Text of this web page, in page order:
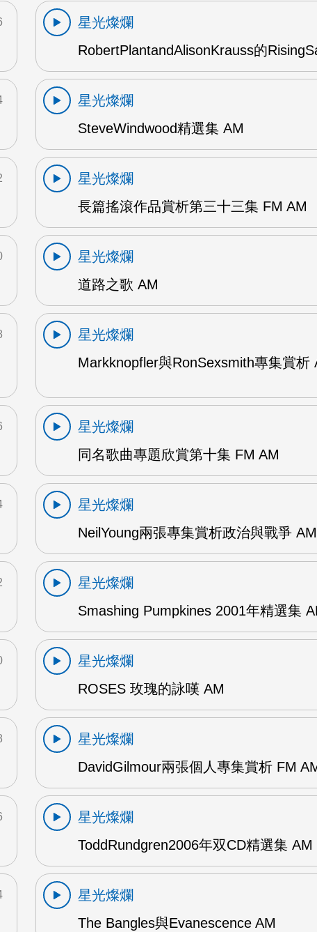
星光燦爛
RobertPlantandAlisonKrauss的
星光燦爛
SteveWindwood精選集 AM
星光燦爛
長篇搖滾作品賞析第三十三集 FM AM
星光燦爛
道路之歌 AM
星光燦爛
Markknopfler與RonSexsmith專集賞析
星光燦爛
同名歌曲專題欣賞第十集 FM AM
星光燦爛
NeilYoung兩張專集賞析政治與戰爭 AM
星光燦爛
Smashing Pumpkines 2001年精選集
星光燦爛
ROSES 玫瑰的詠嘆 AM
星光燦爛
DavidGilmour兩張個人專集賞析 FM
星光燦爛
ToddRundgren2006年双CD精選集 AM
星光燦爛
The Bangles與Evanescence AM